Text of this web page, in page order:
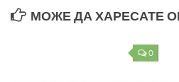
МОЖЕ ДА ХАРЕСАТЕ
0